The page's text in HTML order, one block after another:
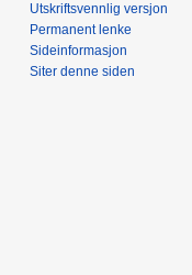
Utskriftsvennlig versjon
Permanent lenke
Sideinformasjon
Siter denne siden